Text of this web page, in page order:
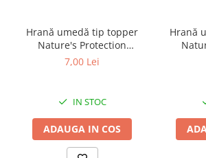
Hrană umedă tip topper
Nature's Protection
Superior Care cu Ton și
eliminarea petelor din jurul
7,00 Lei
IN STOC
ADAUGA IN COS
Hrană